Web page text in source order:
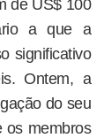
de US$ 100
a que a
significativo
Ontem, a
do seu
os membros